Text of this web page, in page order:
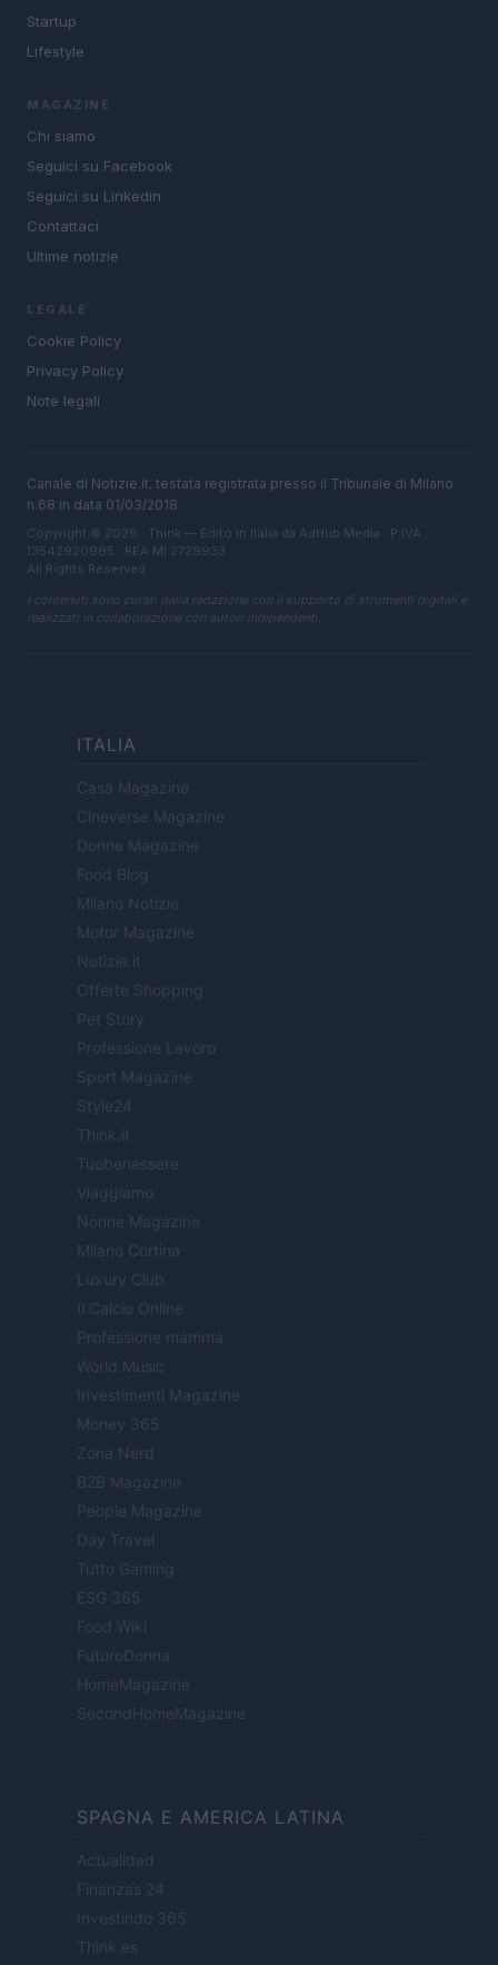
Startup
Lifestyle
MAGAZINE
Chi siamo
Seguici su Facebook
Seguici su Linkedin
Contattaci
Ultime notizie
LEGALE
Cookie Policy
Privacy Policy
Note legali
Canale di Notizie.it, testata registrata presso il Tribunale di Milano
n.68 in data 01/03/2018
Copyright © 2026 · Think — Edito in Italia da AdHub Media · P.IVA
13542920965 · REA MI 2729933
All Rights Reserved
I contenuti sono curati dalla redazione con il supporto di strumenti digitali e
realizzati in collaborazione con autori indipendenti.
ITALIA
Casa Magazine
Cineverse Magazine
Donne Magazine
Food Blog
Milano Notizie
Motor Magazine
Notizie.it
Offerte Shopping
Pet Story
Professione Lavoro
Sport Magazine
Style24
Think.it
Tuobenessere
Viaggiamo
Nonne Magazine
Milano Cortina
Luxury Club
Il Calcio Online
Professione mamma
World Music
Investimenti Magazine
Money 365
Zona Nerd
B2B Magazine
People Magazine
Day Travel
Tutto Gaming
ESG 365
Food Wiki
FuturoDonna
HomeMagazine
SecondHomeMagazine
SPAGNA E AMERICA LATINA
Actualidad
Finanzas 24
Investindo 365
Think.es